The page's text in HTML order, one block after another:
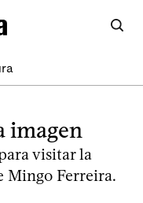
imagen
visitar la
Mingo Ferreira.